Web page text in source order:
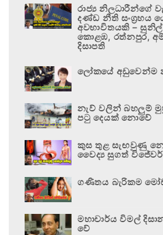
රාජ්‍ය නිලධාරීන්ගේ
දණ්ඩ නීති සංග්‍රහය
අවභාවිතයකි –
කොළඹ, රත්නපුර,
දිසාපති
ලෝකයේ අඩුවෙන්ම
නැව් වලින් බහලුම්
පටු දෙයක් නොවේ
කුස තුළ සැඟවුණු
වෛද්‍ය සුගත්
ගණිතය බැරිකම
මහාචාර්ය විමල්
වේ